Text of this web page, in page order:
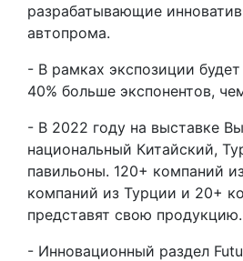
разрабатывающие
автопрома.
- В рамках экспозиции
40% больше экспонентов,
- В 2022 году на выставке
национальный Китайский,
павильоны. 120+ компаний
компаний из Турции и 20+
представят свою продукцию.
- Инновационный раздел